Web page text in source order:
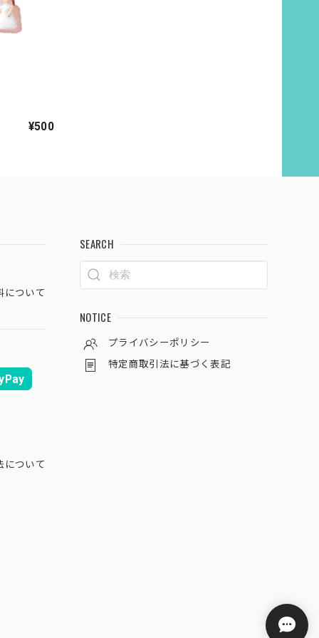
¥500
について
について
SEARCH
NOTICE
プライバシーポリシー
特定商取引法に基づく表記